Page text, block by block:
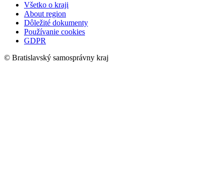
Všetko o kraji
About region
Dôležité dokumenty
Používanie cookies
GDPR
© Bratislavský samosprávny kraj